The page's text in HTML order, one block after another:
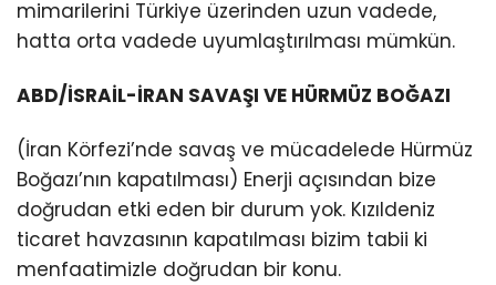
mimarilerini Türkiye üzerinden uzun vadede,
hatta orta vadede uyumlaştırılması mümkün.
ABD/İSRAİL-İRAN SAVAŞI VE HÜRMÜZ BOĞAZI
(İran Körfezi’nde savaş ve mücadelede Hürmüz
Boğazı’nın kapatılması) Enerji açısından bize
doğrudan etki eden bir durum yok. Kızıldeniz
ticaret havzasının kapatılması bizim tabii ki
menfaatimizle doğrudan bir konu.